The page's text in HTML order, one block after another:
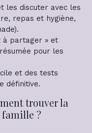
les discuter avec les
repas et hygiène,
à partager » et
pour les
et des tests
définitive.
trouver la
?